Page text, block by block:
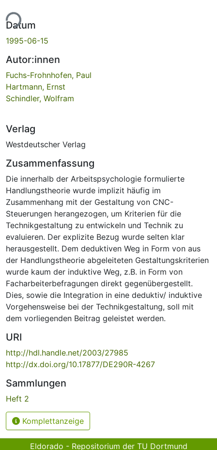
Datum
1995-06-15
Autor:innen
Fuchs-Frohnhofen, Paul
Hartmann, Ernst
Schindler, Wolfram
Verlag
Westdeutscher Verlag
Zusammenfassung
Die innerhalb der Arbeitspsychologie formulierte
Handlungstheorie wurde implizit häufig im
Zusammenhang mit der Gestaltung von CNC-
Steuerungen herangezogen, um Kriterien für die
Technikgestaltung zu entwickeln und Technik zu
evaluieren. Der explizite Bezug wurde selten klar
herausgestellt. Dem deduktiven Weg in Form von aus
der Handlungstheorie abgeleiteten Gestaltungskriterien
wurde kaum der induktive Weg, z.B. in Form von
Facharbeiterbefragungen direkt gegenübergestellt.
Dies, sowie die Integration in eine deduktiv/ induktive
Vorgehensweise bei der Technikgestaltung, soll mit
dem vorliegenden Beitrag geleistet werden.
URI
http://hdl.handle.net/2003/27985
http://dx.doi.org/10.17877/DE290R-4267
Sammlungen
Heft 2
Komplettanzeige
Eldorado - Repositorium der TU Dortmund